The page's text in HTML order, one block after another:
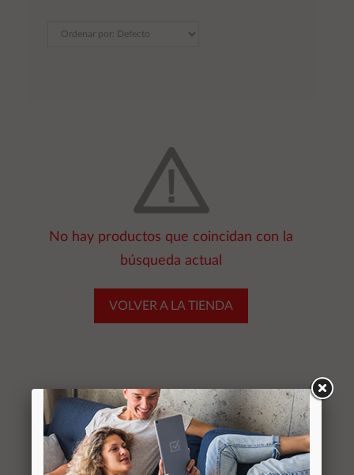
No hay productos que coincidan con la
búsqueda actual
VOLVER A LA TIENDA